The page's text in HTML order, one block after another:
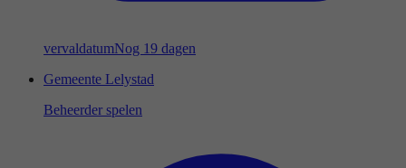
vervaldatumNog 19 dagen
Gemeente Lelystad
Beheerder spelen